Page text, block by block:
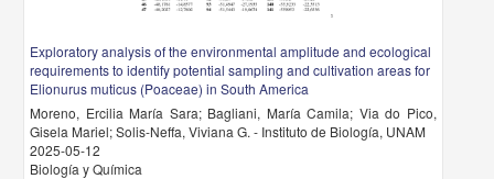
Exploratory analysis of the environmental amplitude and ecological
requirements to identify potential sampling and cultivation areas for
Elionurus muticus (Poaceae) in South America
Moreno, Ercilia María Sara; Bagliani, María Camila; Via do Pico,
Gisela Mariel; Solis-Neffa, Viviana G. - Instituto de Biología, UNAM
2025-05-12
Biología y Química